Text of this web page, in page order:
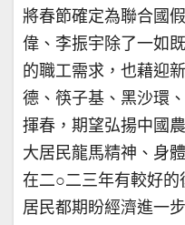
將春節確定為聯合國
偉、李振宇除了一如
的職工需求，也藉迎
德、筷子基、黑沙環
揮春，期望弘揚中國
大居民龍馬精神、身
在二○二三年有較好的
居民都期盼經濟進一